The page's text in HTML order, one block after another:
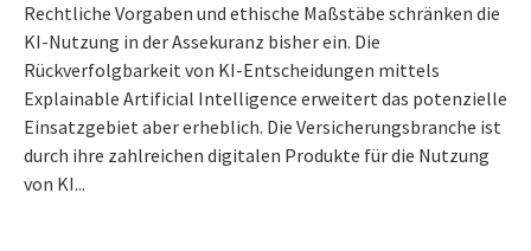
Rechtliche Vorgaben und ethische Maßstäbe schränken die
KI-Nutzung in der Assekuranz bisher ein. Die
Rückverfolgbarkeit von KI-Entscheidungen mittels
Explainable Artificial Intelligence erweitert das potenzielle
Einsatzgebiet aber erheblich. Die Versicherungsbranche ist
durch ihre zahlreichen digitalen Produkte für die Nutzung
von KI...